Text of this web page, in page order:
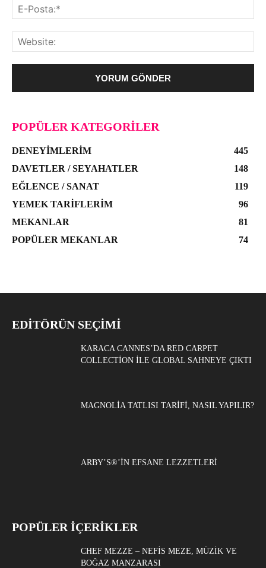
POPÜLER KATEGORILER
DENEYIMLERIM
445
DAVETLER / SEYAHATLER
148
EĞLENCE / SANAT
119
YEMEK TARIFLERIM
96
MEKANLAR
81
POPÜLER MEKANLAR
74
EDITÖRÜN SEÇIMI
KARACA CANNES’DA RED CARPET
COLLECTION ILE GLOBAL SAHNEYE ÇIKTI
MAGNOLIA TATLISI TARIFI, NASIL YAPILIR?
ARBY’S®’IN EFSANE LEZZETLERI
POPÜLER İÇERİKLER
CHEF MEZZE – NEFIS MEZE, MÜZIK VE
BOĞAZ MANZARASI